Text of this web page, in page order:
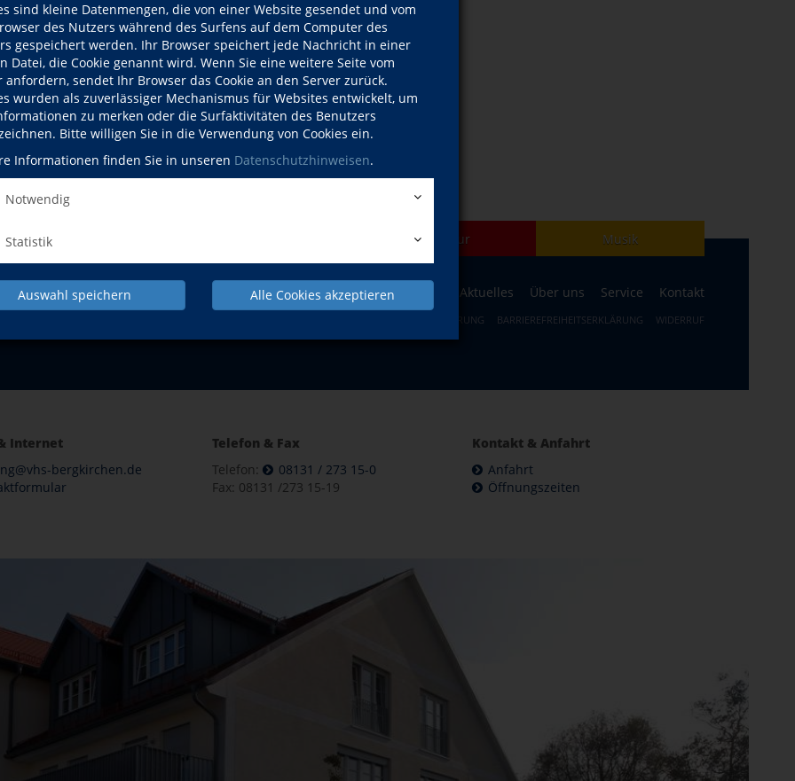
sind kleine Datenmengen, die von einer Website gesendet und vom
des Nutzers während des Surfens auf dem Computer des
gespeichert werden. Ihr Browser speichert jede Nachricht in einer
Datei, die Cookie genannt wird. Wenn Sie eine weitere Seite vom
anfordern, sendet Ihr Browser das Cookie an den Server zurück.
wurden als zuverlässiger Mechanismus für Websites entwickelt, um
zu merken oder die Surfaktivitäten des Benutzers
Bitte willigen Sie in die Verwendung von Cookies ein.
Informationen finden Sie in unseren Datenschutzhinweisen.
Notwendig
Statistik
Auswahl speichern Alle Cookies akzeptieren
ab 5 Jahren Sa., 10.10.2026 Odelzhausen
NACH OBEN
Kultur Musik
Programm Aktuelles Über uns Service Kontakt
WIDERRUFSBELEHRUNG BARRIEREFREIHEITSERKLÄRUNG WIDERRUF
Internet
bergkirchen.de
Telefon & Fax
Telefon:
08131 / 273 15-0
Fax: 08131 /273 15-19
Kontakt & Anfahrt
Anfahrt
Öffnungszeiten